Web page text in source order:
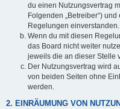
du einen Nutzungsvertrag
Folgenden „Betreiber“)
Regelungen einverstanden.
Wenn du mit diesen
das Board nicht weiter
jeweils die an dieser Stelle
Der Nutzungsvertrag wird
von beiden Seiten ohne
werden.
2. EINRÄUMUNG VON